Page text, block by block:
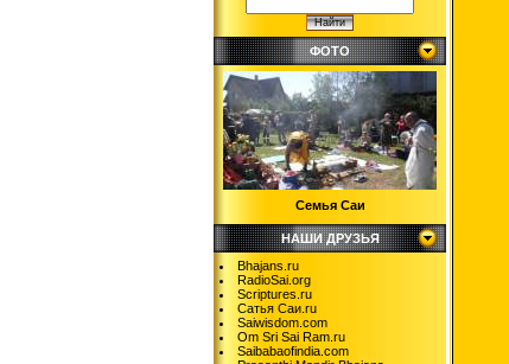
ФОТО
Семья Саи
НАШИ ДРУЗЬЯ
Bhajans.ru
RadioSai.org
Scriptures.ru
Сатья Саи.ru
Saiwisdom.com
Om Sri Sai Ram.ru
Saibabaofindia.com